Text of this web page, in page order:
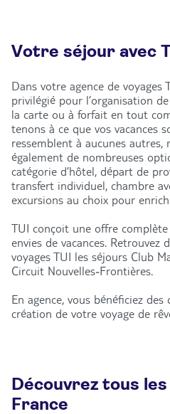
Votre séjour avec
Dans votre agence de voyages
privilégié pour l’organisation
la carte ou à forfait en tout
tenons à ce que vos vacances
ressemblent à aucunes autres,
également de nombreuses
catégorie d’hôtel, départ de
transfert individuel, chambre
excursions au choix pour
TUI conçoit une offre
envies de vacances. Retrouvez
voyages TUI les séjours Club
Circuit Nouvelles-Frontières.
En agence, vous bénéficiez des
création de votre voyage de
Découvrez tous les
France